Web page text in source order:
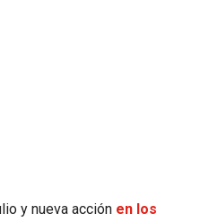
y nueva acción en los